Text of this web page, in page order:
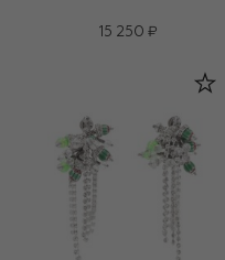
15 250 ₽